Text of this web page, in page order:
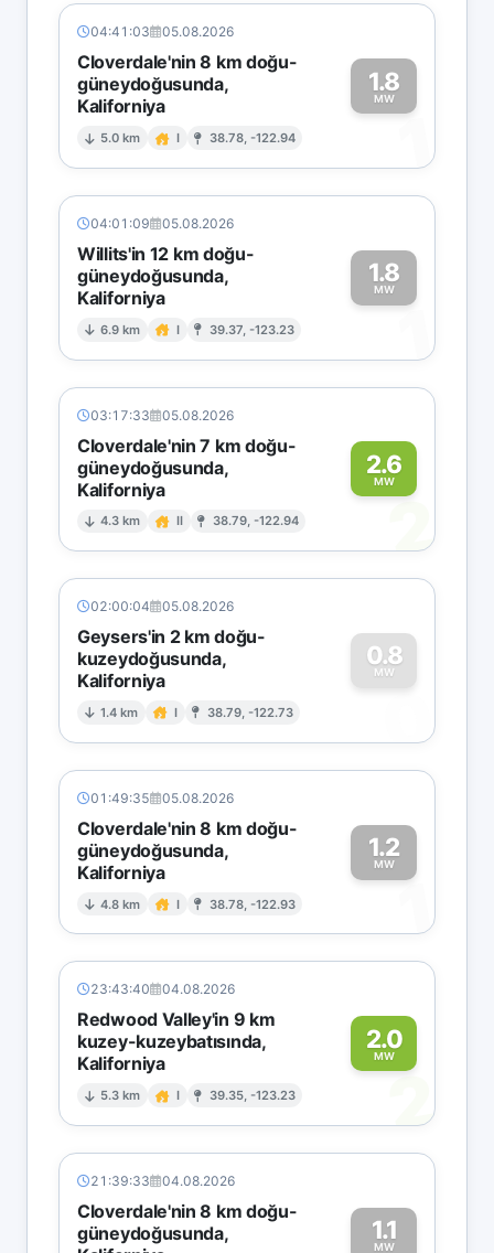
04:41:03 05.08.2026
Cloverdale'nin 8 km doğu-
güneydoğusunda,
Kaliforniya
5.0 km I 38.78, -122.94
1.8
MW
1
04:01:09 05.08.2026
Willits'in 12 km doğu-
güneydoğusunda,
Kaliforniya
6.9 km I 39.37, -123.23
1.8
MW
1
03:17:33 05.08.2026
Cloverdale'nin 7 km doğu-
güneydoğusunda,
Kaliforniya
4.3 km II 38.79, -122.94
2.6
MW
2
02:00:04 05.08.2026
Geysers'in 2 km doğu-
kuzeydoğusunda,
Kaliforniya
1.4 km I 38.79, -122.73
0.8
MW
0
01:49:35 05.08.2026
Cloverdale'nin 8 km doğu-
güneydoğusunda,
Kaliforniya
4.8 km I 38.78, -122.93
1.2
MW
1
23:43:40 04.08.2026
Redwood Valley'in 9 km
kuzey-kuzeybatısında,
Kaliforniya
5.3 km I 39.35, -123.23
2.0
MW
2
21:39:33 04.08.2026
Cloverdale'nin 8 km doğu-
güneydoğusunda,
1.1
MW